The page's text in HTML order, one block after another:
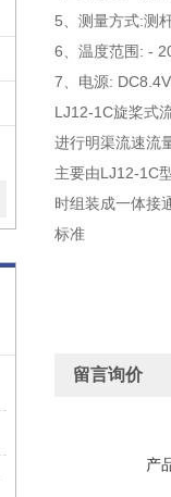
5、测量方式:测
6、温度范围: -
7、电源:
LJ12-1C旋桨式
进行明渠流速流
主要由LJ12-1C
时组装成一体接
标准
留言询价
产